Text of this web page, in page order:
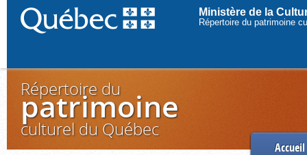
Ministère de la
Répertoire du patrimoine
Répertoire du
patrimoine
culturel du Québec
Accueil